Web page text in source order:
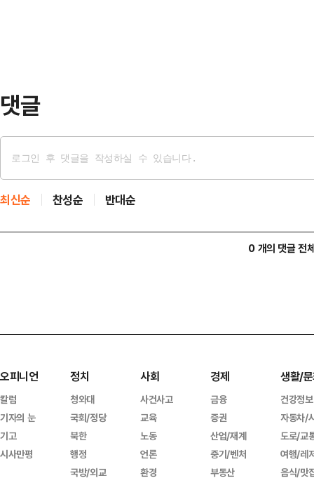
댓글
최신순 찬성순 반대순
0 개의 댓글 전
오피니언
칼럼
기자의 눈
기고
시사만평
정치
청와대
국회/정당
북한
행정
국방/외교
사회
사건사고
교육
노동
언론
환경
경제
금융
증권
산업/재계
중기/벤처
부동산
생활/
건강정보
자동차/
도로/교
여행/레
음식/맛